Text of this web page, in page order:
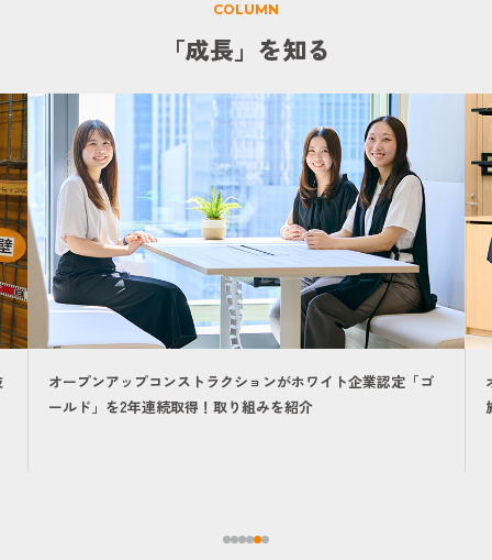
COLUMN
「成長」を知る
オープンアップコンストラクションの将来性の高さ【建設・
施工管理の人材派遣業界で選ばれ続ける5つの理由】